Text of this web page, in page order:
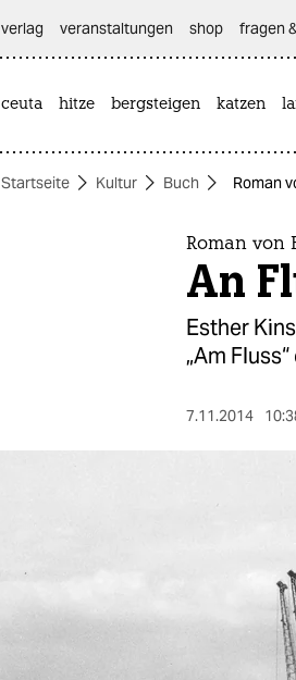
themen
verlag
verlag
veranstaltungen shop fragen
ceuta hitze bergsteigen katzen
Startseite Kultur Buch Roman
Roman von
An
Esther
„Am
7.11.2014